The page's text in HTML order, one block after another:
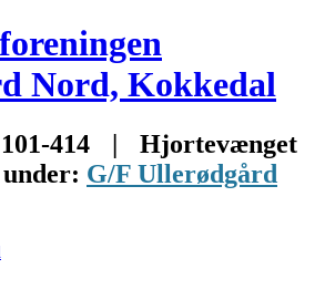
Nord, Kokkedal
414 |
Hjortevænget
G/F Ullerødgård